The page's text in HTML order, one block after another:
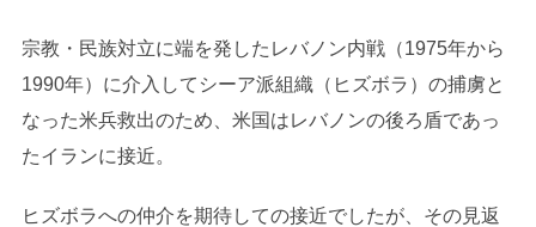
宗教・民族対立に端を発したレバノン内戦（1975年から
1990年）に介入してシーア派組織（ヒズボラ）の捕虜と
なった米兵救出のため、米国はレバノンの後ろ盾であっ
たイランに接近。
ヒズボラへの仲介を期待しての接近でしたが、その見返